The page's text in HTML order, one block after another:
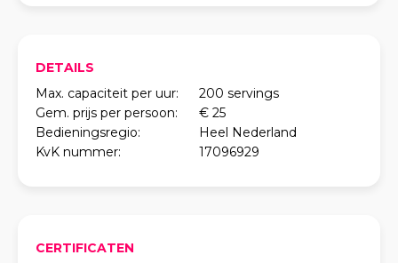
DETAILS
Max. capaciteit per uur:
200 servings
Gem. prijs per persoon:
€ 25
Bedieningsregio:
Heel Nederland
KvK nummer:
17096929
CERTIFICATEN